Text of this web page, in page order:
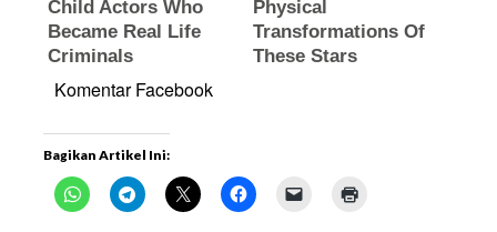
Komentar Facebook
Bagikan Artikel Ini: